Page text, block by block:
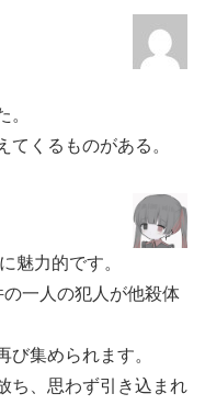
。
くるものがある。
魅力的です。
一人の犯人が他殺体
集められます。
ち、思わず引き込まれ